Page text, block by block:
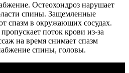
Остеохондроз нарушает
спины. Защемленные
спазм в окружающих сосудах.
поток крови из-за
на время снимает спазм
спины, головы.